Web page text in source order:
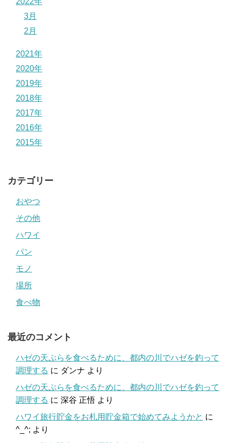
3月
2月
2021年
2020年
2019年
2018年
2017年
2016年
2015年
カテゴリー
おやつ
その他
ハワイ
パン
モノ
場所
食べ物
最近のコメント
ハゼの天ぷらを食べるために、都内の川でハゼを釣って
調理する に ダンナ より
ハゼの天ぷらを食べるために、都内の川でハゼを釣って
調理する に 深谷 正悟 より
ハワイ旅行貯金をお札用貯金箱で始めてみようかと に
^_^; より